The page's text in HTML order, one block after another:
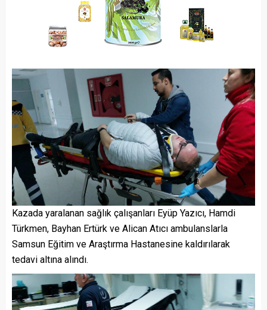
Kazada yaralanan sağlık çalışanları Eyüp Yazıcı, Hamdi
Türkmen, Bayhan Ertürk ve Alican Atıcı ambulanslarla
Samsun Eğitim ve Araştırma Hastanesine kaldırılarak
tedavi altına alındı.